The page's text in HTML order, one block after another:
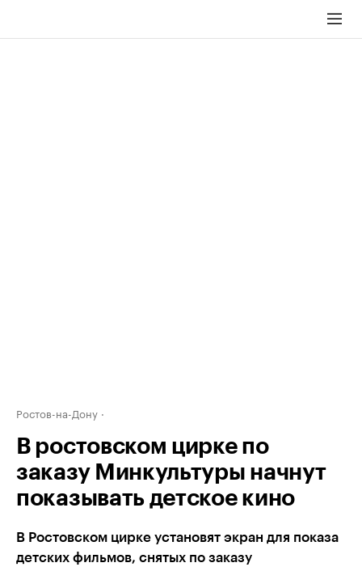
Ростов-на-Дону
В ростовском цирке по
заказу Минкультуры начнут
показывать детское кино
В Ростовском цирке установят экран для показа
детских фильмов, снятых по заказу